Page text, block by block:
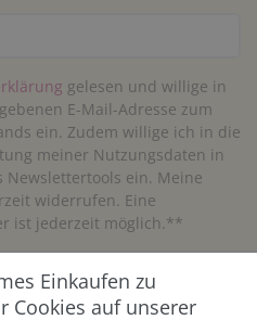
gelesen und willige in
E-Mail-Adresse zum
ein. Zudem willige ich in die
meiner Nutzungsdaten in
Newslettertools ein. Meine
widerrufen. Eine
ist jederzeit möglich.**
Einkaufen zu
Cookies auf unserer